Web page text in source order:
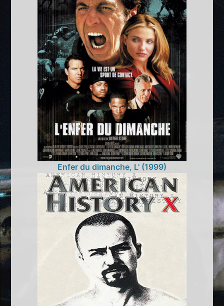
Enfer du dimanche, L' (1999)